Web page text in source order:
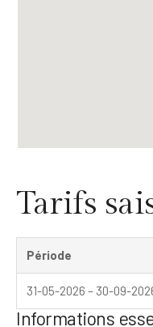
Tarifs
Période
31-05-2026 – 30-09-
Informations